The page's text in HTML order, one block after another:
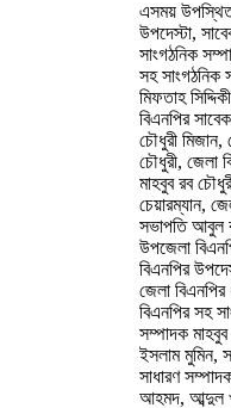
এসময় উপস্থিত
উপদেস্টা,
সাংগঠনিক
সহ সাংগঠনিক
মিফতাহ
বিএনপির
চৌধুরী মিজান,
চৌধুরী, জেলা
মাহবুব রব
চেয়ারম্যান,
সভাপতি আবুল
উপজেলা
বিএনপির
জেলা
বিএনপির সহ
সম্পাদক
ইসলাম মুমিন,
সাধারণ
আহমদ, আব্দুল